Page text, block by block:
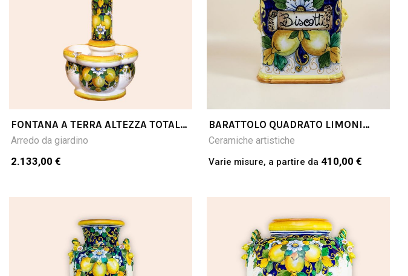
FONTANA A TERRA ALTEZZA TOTALE
CM100
Arredo da giardino
2.133,00 €
BARATTOLO QUADRATO LIMONI
FONDO BLU SCRITTA A
CM35H
Ceramiche artistiche
Varie misure, a partire da 410,00 €